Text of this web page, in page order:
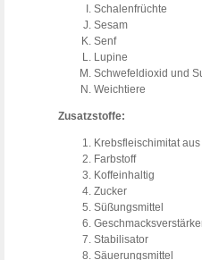
Schalenfrüchte
Sesam
Senf
Lupine
Schwefeldioxid und
Weichtiere
Zusatzstoffe:
Krebsfleischimitat
Farbstoff
Koffeinhaltig
Zucker
Süßungsmittel
Stabilisator
Säuerungsmittel